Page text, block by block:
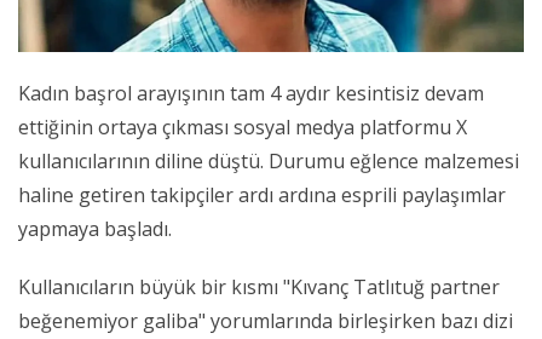
Kadın başrol arayışının tam 4 aydır kesintisiz devam
ettiğinin ortaya çıkması sosyal medya platformu X
kullanıcılarının diline düştü. Durumu eğlence malzemesi
haline getiren takipçiler ardı ardına esprili paylaşımlar
yapmaya başladı.
Kullanıcıların büyük bir kısmı "Kıvanç Tatlıtuğ partner
beğenemiyor galiba" yorumlarında birleşirken bazı dizi